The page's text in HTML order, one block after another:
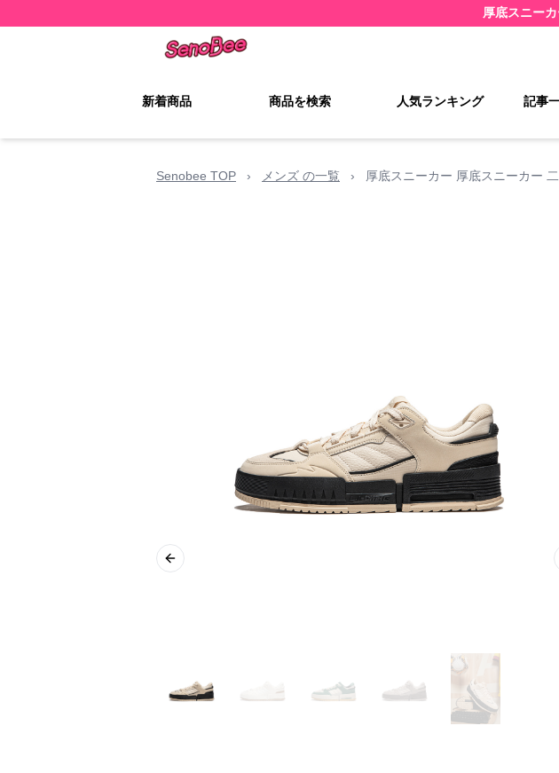
厚底スニー
新着商品 商品を検索 人気ランキング 記事
Senobee TOP › メンズ の一覧 › 厚底スニーカー 厚底スニーカー
Previous slide